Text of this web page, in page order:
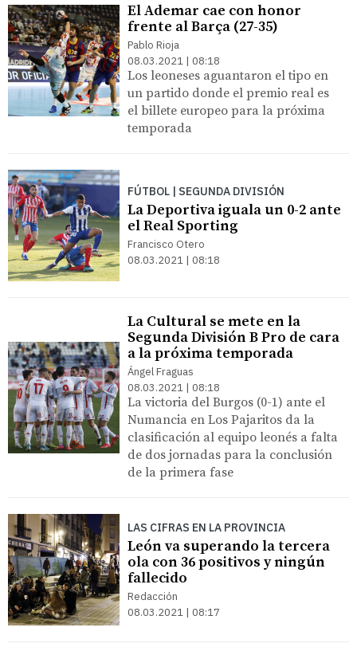
El Ademar cae con honor
frente al Barça (27-35)
Pablo Rioja
08.03.2021 | 08:18
Los leoneses aguantaron el tipo en
un partido donde el premio real es
el billete europeo para la próxima
temporada
FÚTBOL | SEGUNDA DIVISIÓN
La Deportiva iguala un 0-2 ante
el Real Sporting
Francisco Otero
08.03.2021 | 08:18
La Cultural se mete en la
Segunda División B Pro de cara
a la próxima temporada
Ángel Fraguas
08.03.2021 | 08:18
La victoria del Burgos (0-1) ante el
Numancia en Los Pajaritos da la
clasificación al equipo leonés a falta
de dos jornadas para la conclusión
de la primera fase
LAS CIFRAS EN LA PROVINCIA
León va superando la tercera
ola con 36 positivos y ningún
fallecido
Redacción
08.03.2021 | 08:17